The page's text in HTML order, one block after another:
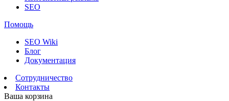
SEO
Помощь
SEO Wiki
Блог
Документация
Сотрудничество
Контакты
Ваша корзина